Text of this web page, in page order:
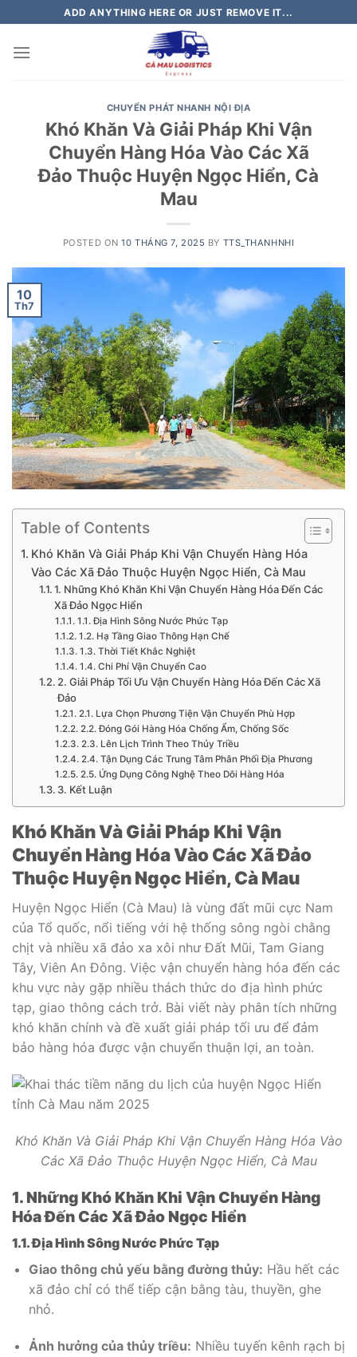
to
content
ADD ANYTHING HERE OR JUST REMOVE IT...
CHUYỂN PHÁT NHANH NỘI ĐỊA
Khó Khăn Và Giải Pháp Khi Vận
Chuyển Hàng Hóa Vào Các Xã
Đảo Thuộc Huyện Ngọc Hiển, Cà
Mau
POSTED ON10 THÁNG 7, 2025 BY TTS_THANHNHI
10
Th7
Table of Contents
Khó Khăn Và Giải Pháp Khi Vận Chuyển Hàng Hóa
Vào Các Xã Đảo Thuộc Huyện Ngọc Hiển, Cà Mau
1. Những Khó Khăn Khi Vận Chuyển Hàng Hóa Đến Các
Xã Đảo Ngọc Hiển
1.1. Địa Hình Sông Nước Phức Tạp
1.2. Hạ Tầng Giao Thông Hạn Chế
1.3. Thời Tiết Khắc Nghiệt
1.4. Chi Phí Vận Chuyển Cao
2. Giải Pháp Tối Ưu Vận Chuyển Hàng Hóa Đến Các Xã
Đảo
2.1. Lựa Chọn Phương Tiện Vận Chuyển Phù Hợp
2.2. Đóng Gói Hàng Hóa Chống Ẩm, Chống Sốc
2.3. Lên Lịch Trình Theo Thủy Triều
2.4. Tận Dụng Các Trung Tâm Phân Phối Địa Phương
2.5. Ứng Dụng Công Nghệ Theo Dõi Hàng Hóa
3. Kết Luận
Khó Khăn Và Giải Pháp Khi Vận
Chuyển Hàng Hóa Vào Các Xã Đảo
Thuộc Huyện Ngọc Hiển, Cà Mau
Huyện Ngọc Hiển (Cà Mau) là vùng đất mũi cực Nam
của Tổ quốc, nổi tiếng với hệ thống sông ngòi chằng
chịt và nhiều xã đảo xa xôi như Đất Mũi, Tam Giang
Tây, Viên An Đông. Việc vận chuyển hàng hóa đến các
khu vực này gặp nhiều thách thức do địa hình phức
tạp, giao thông cách trở. Bài viết này phân tích những
khó khăn chính và đề xuất giải pháp tối ưu để đảm
bảo hàng hóa được vận chuyển thuận lợi, an toàn.
Khó Khăn Và Giải Pháp Khi Vận Chuyển Hàng Hóa Vào
Các Xã Đảo Thuộc Huyện Ngọc Hiển, Cà Mau
1. Những Khó Khăn Khi Vận Chuyển Hàng
Hóa Đến Các Xã Đảo Ngọc Hiển
1.1. Địa Hình Sông Nước Phức Tạp
Giao thông chủ yếu bằng đường thủy: Hầu hết các
xã đảo chỉ có thể tiếp cận bằng tàu, thuyền, ghe
nhỏ.
Ảnh hưởng của thủy triều: Nhiều tuyến kênh rạch bị